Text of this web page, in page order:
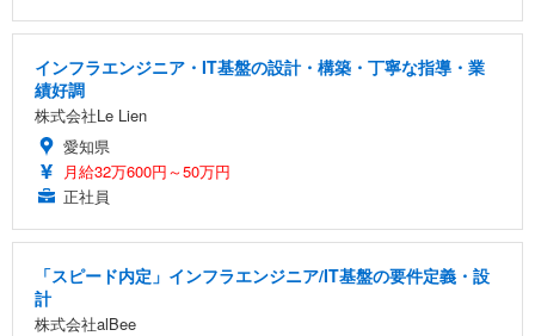
インフラエンジニア・IT基盤の設計・構築・丁寧な指導・業
績好調
株式会社Le Lien
愛知県
月給32万600円～50万円
正社員
「スピード内定」インフラエンジニア/IT基盤の要件定義・設
計
株式会社alBee